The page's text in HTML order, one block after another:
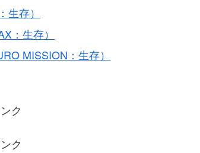
存）
：生存）
MISSION：生存）
ク
ク